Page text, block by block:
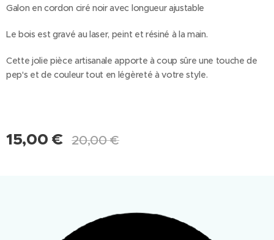
Galon en cordon ciré noir avec longueur ajustable
Le bois est gravé au laser, peint et résiné à la main.
Cette jolie pièce artisanale apporte à coup sûre une touche de
pep's et de couleur tout en légèreté à votre style.
15,00 € 20,00€